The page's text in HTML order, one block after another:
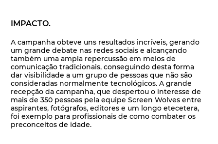
IMPACTO.
A campanha obteve uns resultados incríveis, gerando
um grande debate nas redes sociais e alcançando
também uma ampla repercussão em meios de
comunicação tradicionais, conseguindo desta forma
dar visibilidade a um grupo de pessoas que não são
consideradas normalmente tecnológicos. A grande
recepção da campanha, que despertou o interesse de
mais de 350 pessoas pela equipe Screen Wolves entre
aspirantes, fotógrafos, editores e um longo etecetera,
foi exemplo para profissionais de como combater os
preconceitos de idade.